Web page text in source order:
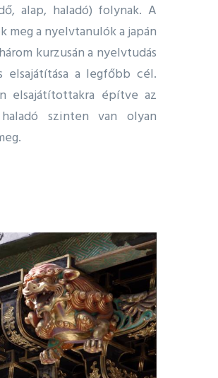
alap, haladó) folynak. A
a nyelvtanulók a japán
kurzusán a nyelvtudás
a legfőbb cél.
elsajátítottakra építve az
szinten van olyan